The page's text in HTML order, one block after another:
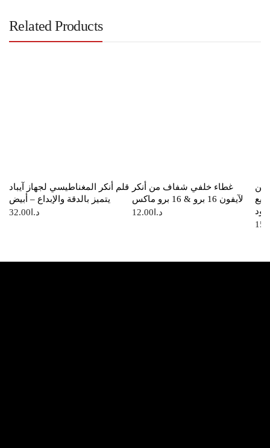
Related Products
قلم أنكر المغناطيسي لجهاز آيباد
يتميز بالدقة والإبداع – أبيض
د.ا 32.00
غطاء خلفي شفاف من أنكر
لآيفون 16 برو & 16 برو ماكس
د.ا 12.00
من